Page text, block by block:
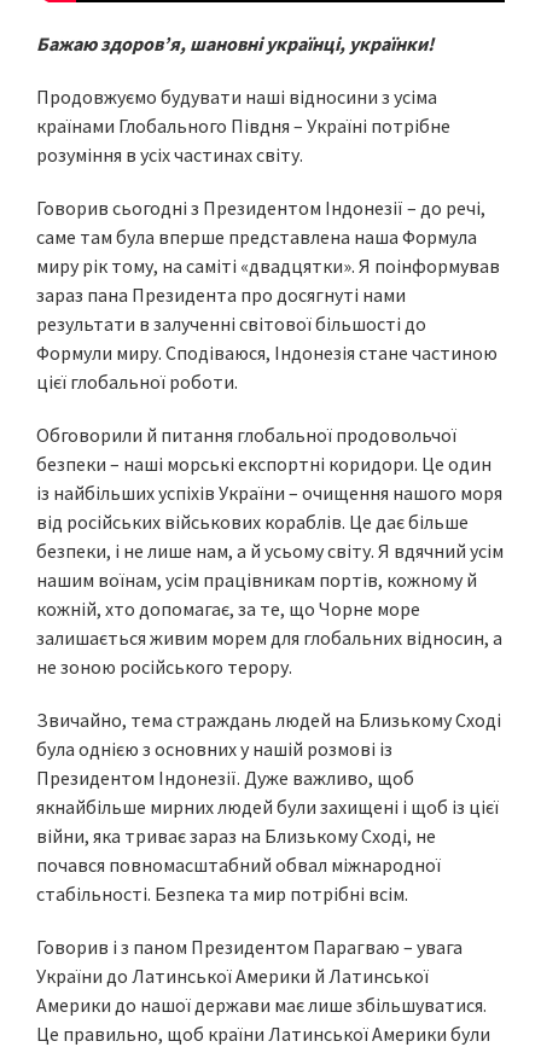
Бажаю здоровʼя, шановні українці, українки!
Продовжуємо будувати наші відносини з усіма
країнами Глобального Півдня – Україні потрібне
розуміння в усіх частинах світу.
Говорив сьогодні з Президентом Індонезії – до речі,
саме там була вперше представлена наша Формула
миру рік тому, на саміті «двадцятки». Я поінформував
зараз пана Президента про досягнуті нами
результати в залученні світової більшості до
Формули миру. Сподіваюся, Індонезія стане частиною
цієї глобальної роботи.
Обговорили й питання глобальної продовольчої
безпеки – наші морські експортні коридори. Це один
із найбільших успіхів України – очищення нашого моря
від російських військових кораблів. Це дає більше
безпеки, і не лише нам, а й усьому світу. Я вдячний усім
нашим воїнам, усім працівникам портів, кожному й
кожній, хто допомагає, за те, що Чорне море
залишається живим морем для глобальних відносин, а
не зоною російського терору.
Звичайно, тема страждань людей на Близькому Сході
була однією з основних у нашій розмові із
Президентом Індонезії. Дуже важливо, щоб
якнайбільше мирних людей були захищені і щоб із цієї
війни, яка триває зараз на Близькому Сході, не
почався повномасштабний обвал міжнародної
стабільності. Безпека та мир потрібні всім.
Говорив і з паном Президентом Парагваю – увага
України до Латинської Америки й Латинської
Америки до нашої держави має лише збільшуватися.
Це правильно, щоб країни Латинської Америки були